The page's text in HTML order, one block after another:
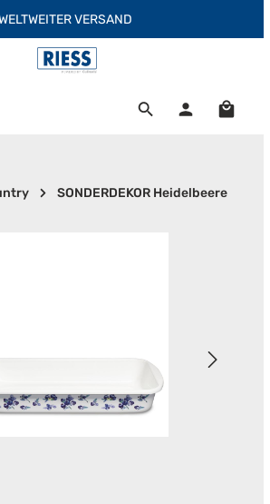
VERSAND
SONDERDEKOR Heidelbeere